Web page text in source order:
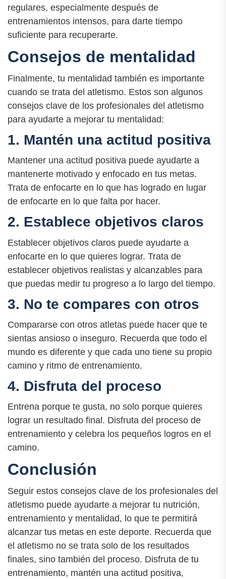
regulares, especialmente después de
entrenamientos intensos, para darte tiempo
suficiente para recuperarte.
Consejos de mentalidad
Finalmente, tu mentalidad también es importante
cuando se trata del atletismo. Estos son algunos
consejos clave de los profesionales del atletismo
para ayudarte a mejorar tu mentalidad:
1. Mantén una actitud positiva
Mantener una actitud positiva puede ayudarte a
mantenerte motivado y enfocado en tus metas.
Trata de enfocarte en lo que has logrado en lugar
de enfocarte en lo que falta por hacer.
2. Establece objetivos claros
Establecer objetivos claros puede ayudarte a
enfocarte en lo que quieres lograr. Trata de
establecer objetivos realistas y alcanzables para
que puedas medir tu progreso a lo largo del tiempo.
3. No te compares con otros
Compararse con otros atletas puede hacer que te
sientas ansioso o inseguro. Recuerda que todo el
mundo es diferente y que cada uno tiene su propio
camino y ritmo de entrenamiento.
4. Disfruta del proceso
Entrena porque te gusta, no solo porque quieres
lograr un resultado final. Disfruta del proceso de
entrenamiento y celebra los pequeños logros en el
camino.
Conclusión
Seguir estos consejos clave de los profesionales del
atletismo puede ayudarte a mejorar tu nutrición,
entrenamiento y mentalidad, lo que te permitirá
alcanzar tus metas en este deporte. Recuerda que
el atletismo no se trata solo de los resultados
finales, sino también del proceso. Disfruta de tu
entrenamiento, mantén una actitud positiva,